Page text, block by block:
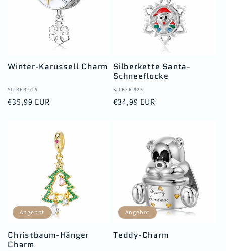
Winter-Karussell Charm
Anbieter:
SILBER 925
Normaler
€35,99 EUR
Silberkette Santa-
Schneeflocke
Anbieter:
SILBER 925
Normaler
€34,99 EUR
Angebot
Christbaum-Hänger
Charm
Angebot
Teddy-Charm